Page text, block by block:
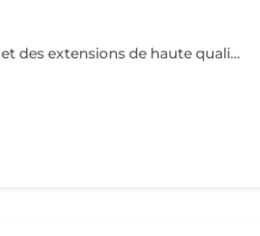
Nous vous proposons un service et des extensions de haute qualité, en collaborant avec la marque exclusive Great Lengths! En cas de questions veuillez appeler au +352 26 35 02 89 Devis gratuit!